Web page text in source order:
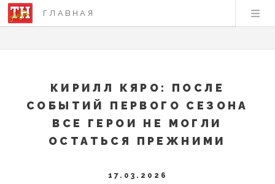
ГЛАВНАЯ
КИРИЛЛ КЯРО: ПОСЛЕ
СОБЫТИЙ ПЕРВОГО СЕЗОНА
ВСЕ ГЕРОИ НЕ МОГЛИ
ОСТАТЬСЯ ПРЕЖНИМИ
17.03.2026